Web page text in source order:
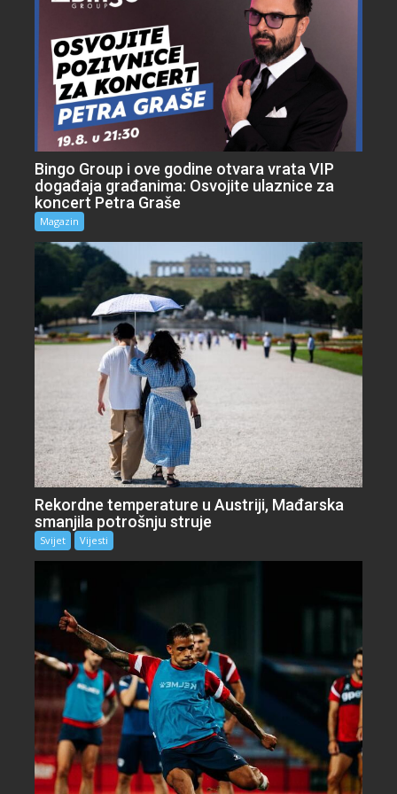
Bingo Group i ove godine otvara vrata VIP
događaja građanima: Osvojite ulaznice za
koncert Petra Graše
Magazin
Rekordne temperature u Austriji, Mađarska
smanjila potrošnju struje
Svijet Vijesti